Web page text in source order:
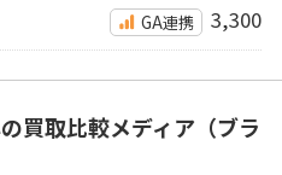
GA連携 3,300
買取比較メディア（ブラ